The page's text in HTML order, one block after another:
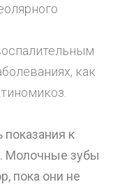
как
к
Молочные зубы
пока они не